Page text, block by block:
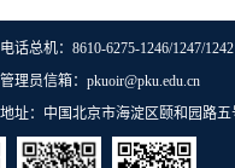
电话总机：8610-6275-1246/1247/
管理员信箱：pkuoir@pku.edu.cn
地址：中国北京市海淀区颐和园路